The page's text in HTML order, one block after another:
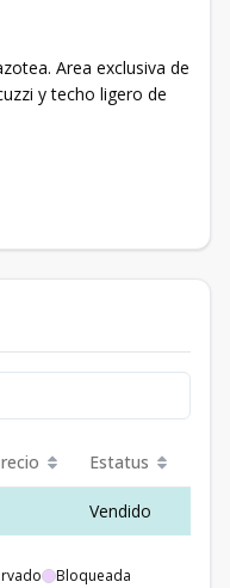
Area exclusiva de
y techo ligero de
Estatus
Vendido
Bloqueada